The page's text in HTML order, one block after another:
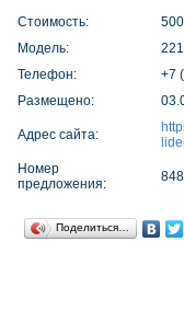
Стоимость:
Модель:
221
Телефон:
+7
Размещено:
Адрес сайта:
Номер
предложения:
Поделиться…